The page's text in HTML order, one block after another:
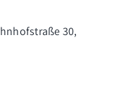
30,